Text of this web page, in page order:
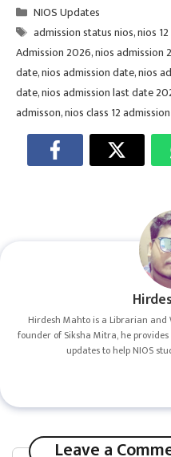
Categories
NIOS Updates
Tags
admission status nios,nios
Admission 2026,nios admission
date,nios admission date,nios
date,nios admission last date
admisson,nios class 12
Hirdesh Mahto is a Librarian and
founder of Siksha Mitra, he
updates to help NIOS
Leave a